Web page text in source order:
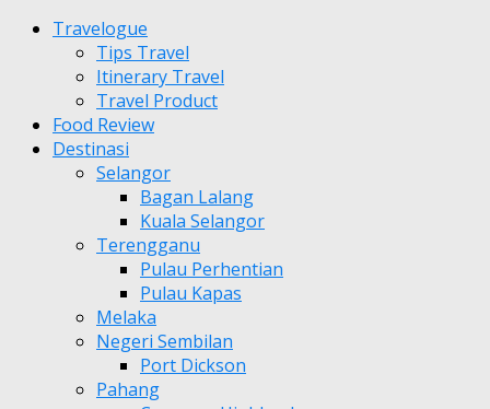
Travelogue
Tips Travel
Itinerary Travel
Travel Product
Food Review
Destinasi
Selangor
Bagan Lalang
Kuala Selangor
Terengganu
Pulau Perhentian
Pulau Kapas
Melaka
Negeri Sembilan
Port Dickson
Pahang